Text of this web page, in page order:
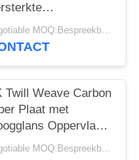
-
CFRP-
negotiable MOQ:Bespreekbaar
Twill Weave Carbon
Plaat met
Oppervlak
3200Mpa
negotiable MOQ:Bespreekbaar